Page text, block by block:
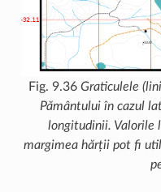
Fig. 9.36 Graticulele
Pământului în cazul
longitudinii. Valorile
margimea hărții pot fi